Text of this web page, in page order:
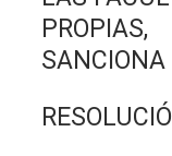
PROPIAS,
SANCIONA